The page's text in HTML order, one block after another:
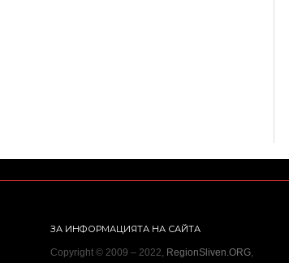
ЗА ИНФОРМАЦИЯТА НА САЙТА
Copyright © 2009 – 2022, RegionSliven.ORG,